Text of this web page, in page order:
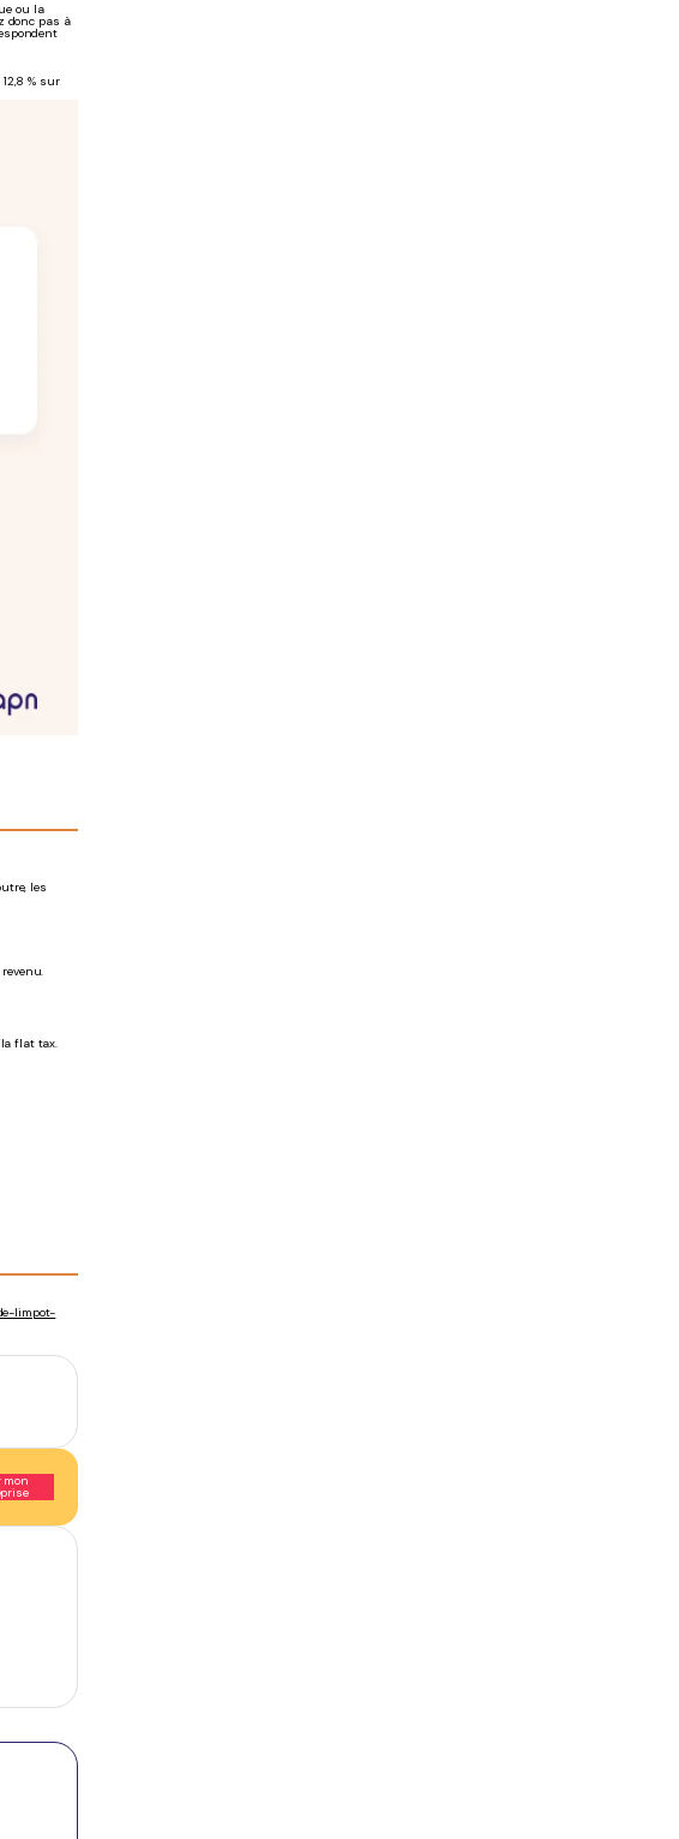
ou la
donc pas à
% sur
les
flat tax.
limpot-
mon